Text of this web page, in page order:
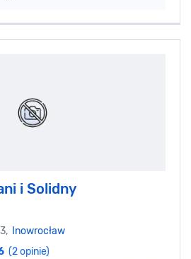
i Solidny
Inowrocław
(2 opinie)